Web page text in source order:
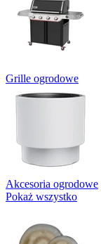
Grille ogrodowe
Akcesoria ogrodowe
Pokaż wszystko